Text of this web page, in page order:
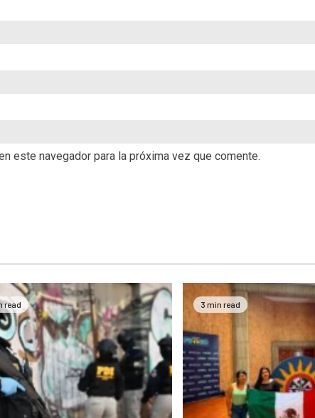
este navegador para la próxima vez que comente.
read 3 min read